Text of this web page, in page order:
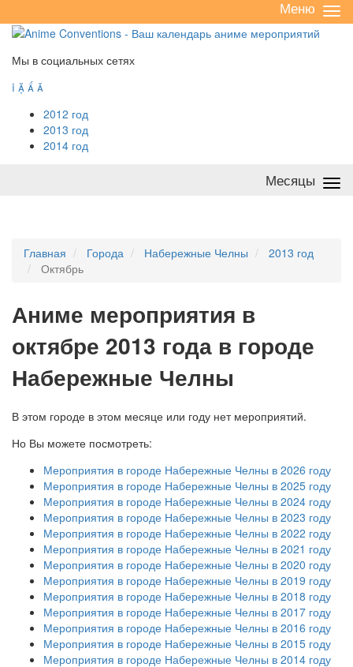
/
Меню
Мы в социальных сетях
   
2012 год
2013 год
2014 год
Месяцы
Главная Города Набережные Челны
2013 год
Октябрь
Аниме мероприятия в
октябре 2013 года в городе
Набережные Челны
В этом городе в этом месяце или году нет мероприятий.
Но Вы можете посмотреть:
Мероприятия в городе Набережные Челны в 2026 году
Мероприятия в городе Набережные Челны в 2025 году
Мероприятия в городе Набережные Челны в 2024 году
Мероприятия в городе Набережные Челны в 2023 году
Мероприятия в городе Набережные Челны в 2022 году
Мероприятия в городе Набережные Челны в 2021 году
Мероприятия в городе Набережные Челны в 2020 году
Мероприятия в городе Набережные Челны в 2019 году
Мероприятия в городе Набережные Челны в 2018 году
Мероприятия в городе Набережные Челны в 2017 году
Мероприятия в городе Набережные Челны в 2016 году
Мероприятия в городе Набережные Челны в 2015 году
Мероприятия в городе Набережные Челны в 2014 году